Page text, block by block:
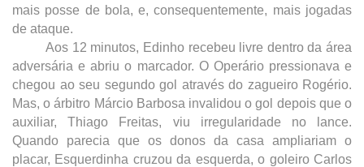
mais posse de bola, e, consequentemente, mais jogadas
de ataque.
Aos 12 minutos, Edinho recebeu livre dentro da área
adversária e abriu o marcador. O Operário pressionava e
chegou ao seu segundo gol através do zagueiro Rogério.
Mas, o árbitro Márcio Barbosa invalidou o gol depois que o
auxiliar, Thiago Freitas, viu irregularidade no lance.
Quando parecia que os donos da casa ampliariam o
placar, Esquerdinha cruzou da esquerda, o goleiro Carlos